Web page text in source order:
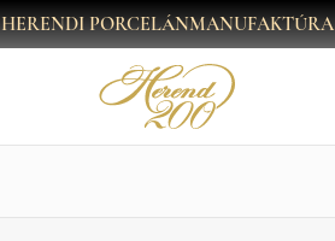
HERENDI PORCELÁNMANUFAKTÚRA